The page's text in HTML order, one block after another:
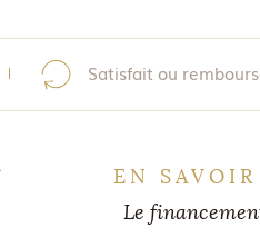
Satisfait ou
EN
Le